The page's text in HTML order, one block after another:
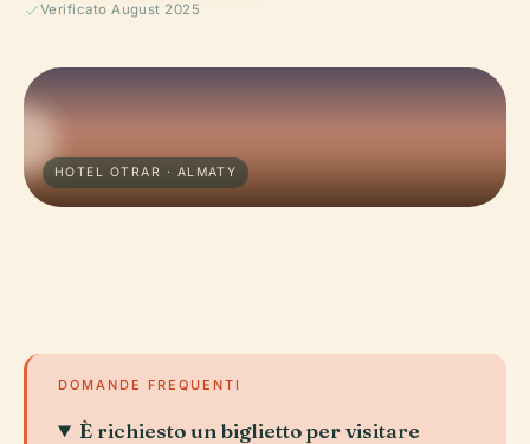
Verificato August 2025
HOTEL OTRAR · ALMATY
DOMANDE FREQUENTI
È richiesto un biglietto per visitare